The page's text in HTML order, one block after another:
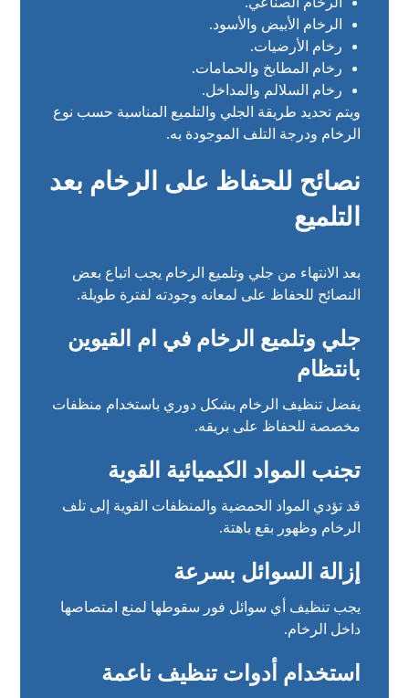
الرخام الأبيض والأسود.
رخام الأرضيات.
رخام المطابخ والحمامات.
رخام السلالم والمداخل.
ويتم تحديد طريقة الجلي والتلميع المناسبة حسب نوع
الرخام ودرجة التلف الموجودة به.
نصائح للحفاظ على الرخام بعد
التلميع
بعد الانتهاء من جلي وتلميع الرخام يجب اتباع بعض
النصائح للحفاظ على لمعانه وجودته لفترة طويلة.
جلي وتلميع الرخام في ام القيوين
بانتظام
يفضل تنظيف الرخام بشكل دوري باستخدام منظفات
مخصصة للحفاظ على بريقه.
تجنب المواد الكيميائية القوية
قد تؤدي المواد الحمضية والمنظفات القوية إلى تلف
الرخام وظهور بقع باهتة.
إزالة السوائل بسرعة
يجب تنظيف أي سوائل فور سقوطها لمنع امتصاصها
داخل الرخام.
استخدام أدوات تنظيف ناعمة